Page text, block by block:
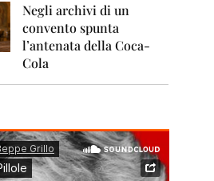
Negli archivi di un
convento spunta
l’antenata della Coca-
Cola